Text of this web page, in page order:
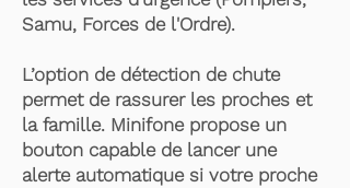
Samu, Forces de l'Ordre).
L’option de détection de chute
permet de rassurer les proches et
la famille. Minifone propose un
bouton capable de lancer une
alerte automatique si votre proche